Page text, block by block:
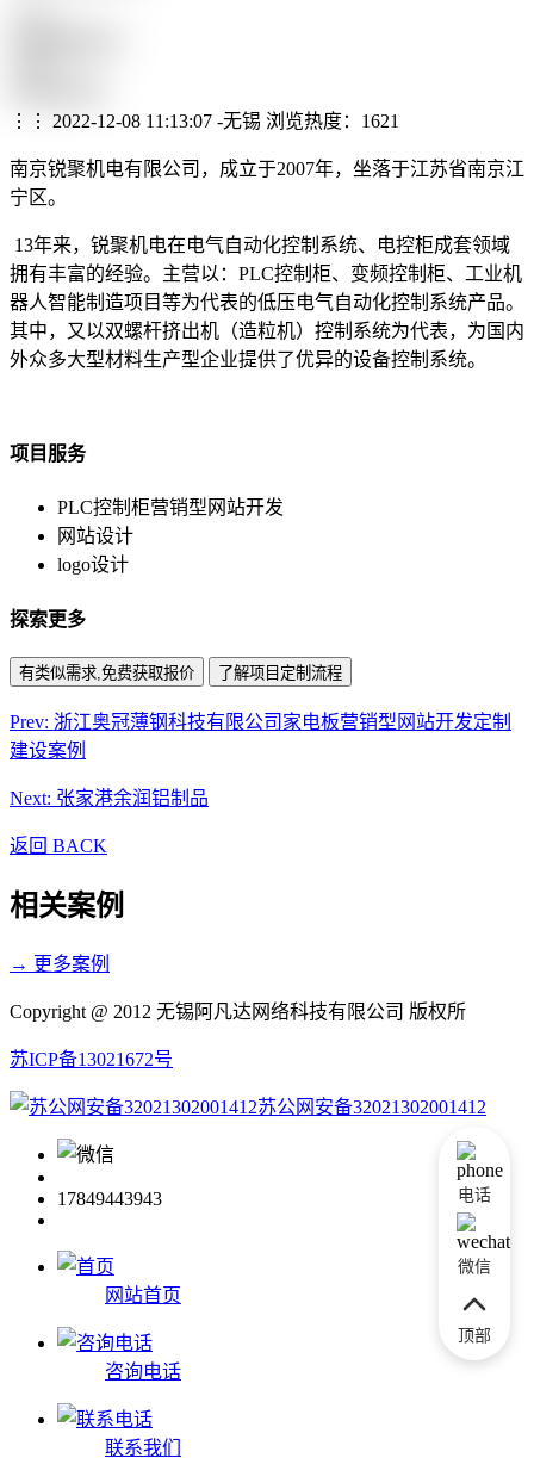
⋮⋮ 2022-12-08 11:13:07 -无锡 浏览热度：1621
南京锐聚机电有限公司，成立于2007年，坐落于江苏省南京江
宁区。
13年来，锐聚机电在电气自动化控制系统、电控柜成套领域
拥有丰富的经验。主营以：PLC控制柜、变频控制柜、工业机
器人智能制造项目等为代表的低压电气自动化控制系统产品。
其中，又以双螺杆挤出机（造粒机）控制系统为代表，为国内
外众多大型材料生产型企业提供了优异的设备控制系统。
项目服务
PLC控制柜营销型网站开发
网站设计
logo设计
探索更多
有类似需求,免费获取报价 了解项目定制流程
Prev: 浙江奥冠薄钢科技有限公司家电板营销型网站开发定制
建设案例
Next: 张家港余润铝制品
返回 BACK
相关案例
→ 更多案例
Copyright @ 2012 无锡阿凡达网络科技有限公司 版权所
苏ICP备13021672号
苏公网安备32021302001412
17849443943
网站首页
咨询电话
联系我们
电话
微信
顶部